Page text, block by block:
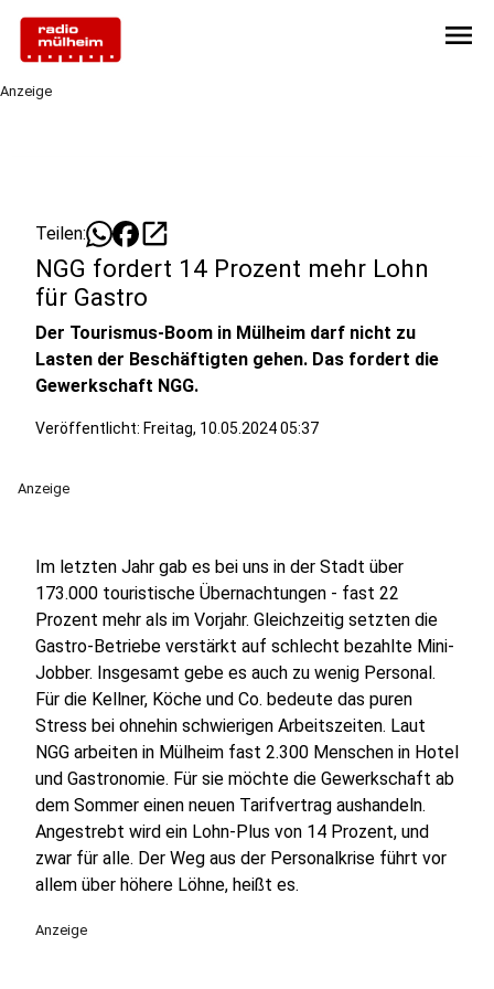
menu
Anzeige
Teilen: open_in_new
NGG fordert 14 Prozent mehr Lohn
für Gastro
Der Tourismus-Boom in Mülheim darf nicht zu
Lasten der Beschäftigten gehen. Das fordert die
Gewerkschaft NGG.
Veröffentlicht: Freitag, 10.05.2024 05:37
Anzeige
Im letzten Jahr gab es bei uns in der Stadt über
173.000 touristische Übernachtungen - fast 22
Prozent mehr als im Vorjahr. Gleichzeitig setzten die
Gastro-Betriebe verstärkt auf schlecht bezahlte Mini-
Jobber. Insgesamt gebe es auch zu wenig Personal.
Für die Kellner, Köche und Co. bedeute das puren
Stress bei ohnehin schwierigen Arbeitszeiten. Laut
NGG arbeiten in Mülheim fast 2.300 Menschen in Hotel
und Gastronomie. Für sie möchte die Gewerkschaft ab
dem Sommer einen neuen Tarifvertrag aushandeln.
Angestrebt wird ein Lohn-Plus von 14 Prozent, und
zwar für alle. Der Weg aus der Personalkrise führt vor
allem über höhere Löhne, heißt es.
Anzeige